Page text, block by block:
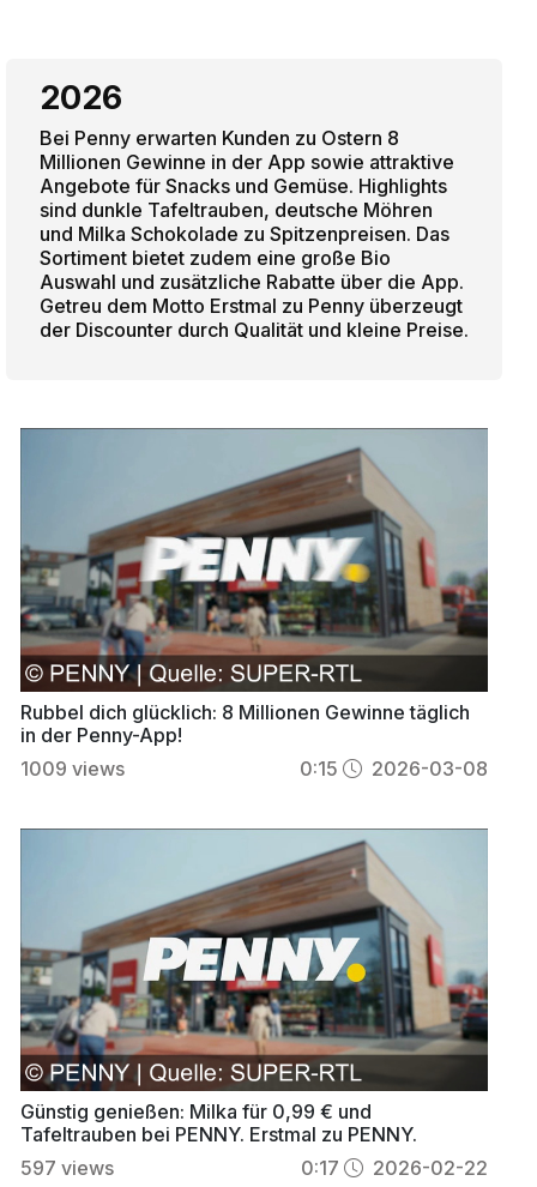
2026
Bei Penny erwarten Kunden zu Ostern 8
Millionen Gewinne in der App sowie attraktive
Angebote für Snacks und Gemüse. Highlights
sind dunkle Tafeltrauben, deutsche Möhren
und Milka Schokolade zu Spitzenpreisen. Das
Sortiment bietet zudem eine große Bio
Auswahl und zusätzliche Rabatte über die App.
Getreu dem Motto Erstmal zu Penny überzeugt
der Discounter durch Qualität und kleine Preise.
Rubbel dich glücklich: 8 Millionen Gewinne täglich
in der Penny-App!
1009 views 0:15 2026-03-08
Günstig genießen: Milka für 0,99 € und
Tafeltrauben bei PENNY. Erstmal zu PENNY.
597 views 0:17 2026-02-22